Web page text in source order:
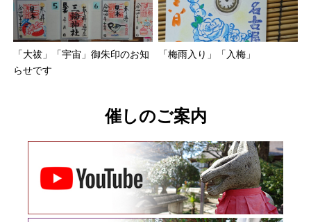
「大祓」「宇宙」御朱印のお知
らせです
「梅雨入り」「入梅」
催しのご案内